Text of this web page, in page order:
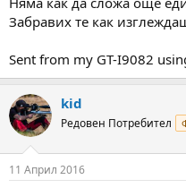
Забравих те как
Sent from my GT-I9082
kid
Редовен Потребител
11 Април 2016